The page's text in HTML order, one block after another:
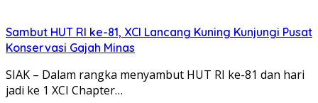
Sambut HUT RI ke-81, XCI Lancang Kuning Kunjungi Pusat
Konservasi Gajah Minas
SIAK – Dalam rangka menyambut HUT RI ke-81 dan hari
jadi ke 1 XCI Chapter…